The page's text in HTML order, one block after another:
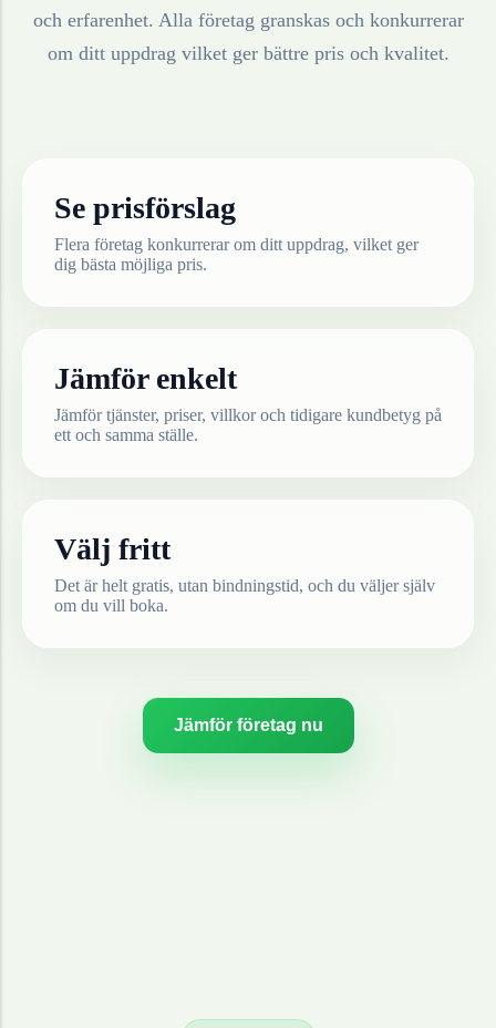
och erfarenhet. Alla företag granskas och konkurrerar
om ditt uppdrag vilket ger bättre pris och kvalitet.
Se prisförslag
Flera företag konkurrerar om ditt uppdrag, vilket ger
dig bästa möjliga pris.
Jämför enkelt
Jämför tjänster, priser, villkor och tidigare kundbetyg på
ett och samma ställe.
Välj fritt
Det är helt gratis, utan bindningstid, och du väljer själv
om du vill boka.
Jämför företag nu